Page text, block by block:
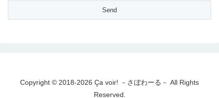
Copyright © 2018-2026 Ça voir! －さぼわーる－ All Rights
Reserved.